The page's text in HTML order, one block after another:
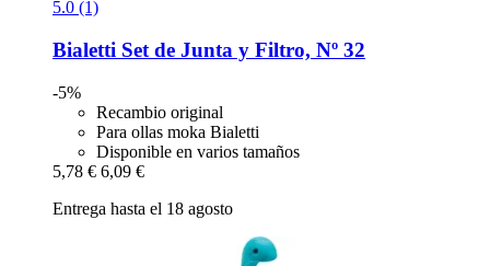
5.0 (1)
Bialetti Set de Junta y Filtro, Nº 32
-5%
Recambio original
Para ollas moka Bialetti
Disponible en varios tamaños
5,78 € 6,09 €
Entrega hasta el 18 agosto